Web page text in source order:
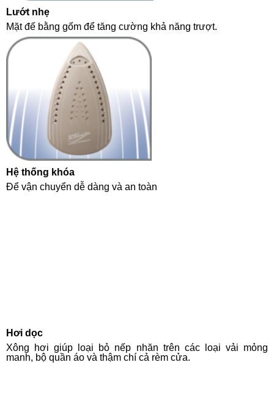
Lướt nhẹ
Mặt đế bằng gốm để tăng cường khả năng trượt.
Hệ thống khóa
Để vận chuyển dễ dàng và an toàn
Hơi dọc
Xông hơi giúp loại bỏ nếp nhăn trên các loại vải mỏng
manh, bộ quần áo và thậm chí cả rèm cửa.